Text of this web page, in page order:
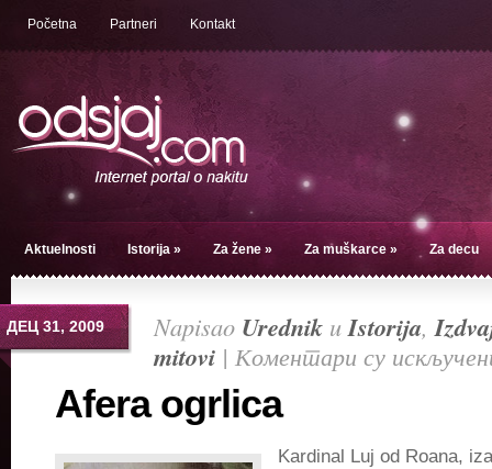
Početna Partneri Kontakt
Aktuelnosti Istorija » Za žene » Za muškarce » Za decu
ДЕЦ 31, 2009 Napisao Urednik uIstorija,
mitovi | Коментари су
Afera ogrlica
Kardinal Luj od Roana,